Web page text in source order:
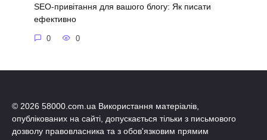
SEO-привітання для вашого блогу: Як писати
ефективно
0 0
© 2026 58000.com.ua Використання матеріалів,
опублікованих на сайті, допускається тільки з письмового
дозволу правовласника та з обов'язковим прямим